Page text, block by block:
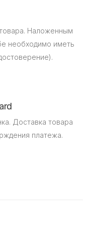
Наложенным
необходимо иметь
Доставка товара
платежа.